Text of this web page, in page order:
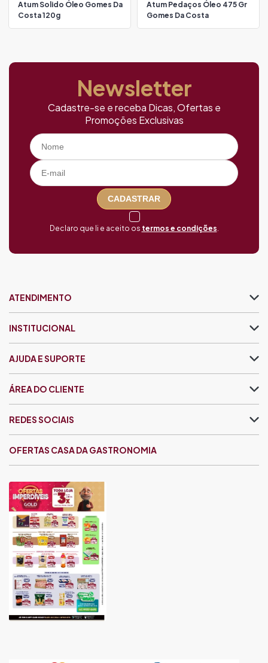
Atum Solido Óleo Gomes Da
Costa 120g
Atum Pedaços Óleo 475 Gr
Gomes Da Costa
Newsletter
Cadastre-se e receba Dicas, Ofertas e
Promoções Exclusivas
CADASTRAR
Declaro que li e aceito os termos e condições
ATENDIMENTO
INSTITUCIONAL
AJUDA E SUPORTE
ÁREA DO CLIENTE
OFERTAS CASA DA GASTRONOMIA
REDES SOCIAIS